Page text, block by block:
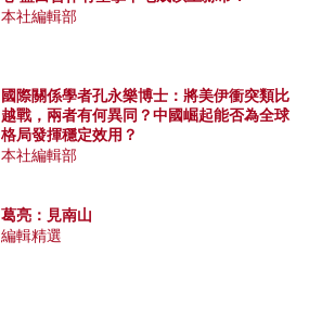
本社編輯部
國際關係學者孔永樂博士：將美伊衝突類比
越戰，兩者有何異同？中國崛起能否為全球
格局發揮穩定效用？
本社編輯部
葛亮：見南山
編輯精選